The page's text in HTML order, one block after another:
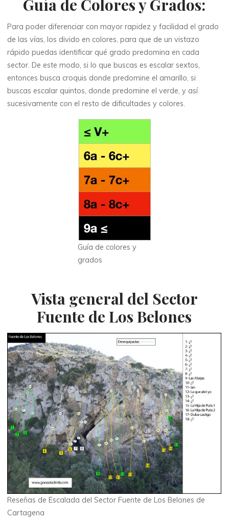
Para poder diferenciar con mayor rapidez y facilidad el grado
de las vías, los divido en colores, para que de un vistazo
rápido puedas identificar qué grado predomina en cada
sector. De este modo, si lo que buscas es escalar sextos,
entonces busca croquis donde predomine el amarillo, si
buscas escalar quintos, donde predomine el verde, y así
sucesivamente con el resto de dificultades y colores.
Guía de colores y
grados
Vista general del Sector
Fuente de Los Belones
Reseñas de Escalada del Sector Fuente de Los Belones de
Cartagena